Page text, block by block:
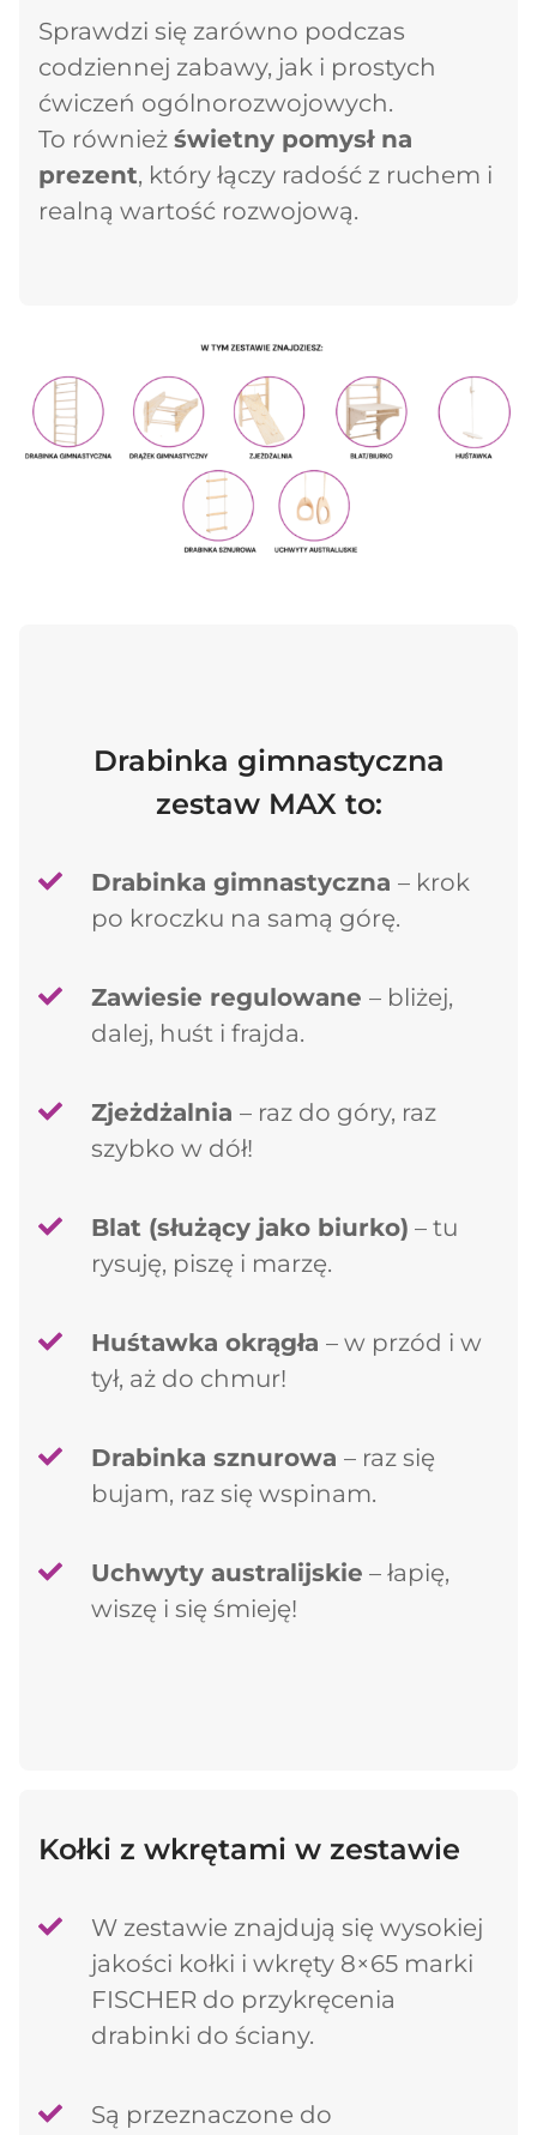
Sprawdzi się zarówno podczas
codziennej zabawy, jak i prostych
ćwiczeń ogólnorozwojowych.
To również świetny pomysł na
prezent, który łączy radość z ruchem i
realną wartość rozwojową.
Drabinka gimnastyczna
zestaw MAX to:
Drabinka gimnastyczna – krok
po kroczku na samą górę.
Zawiesie regulowane – bliżej,
dalej, huśt i frajda.
Zjeżdżalnia – raz do góry, raz
szybko w dół!
Blat (służący jako biurko) – tu
rysuję, piszę i marzę.
Huśtawka okrągła – w przód i w
tył, aż do chmur!
Drabinka sznurowa – raz się
bujam, raz się wspinam.
Uchwyty australijskie – łapię,
wiszę i się śmieję!
Kołki z wkrętami w zestawie
W zestawie znajdują się wysokiej
jakości kołki i wkręty 8×65 marki
FISCHER do przykręcenia
drabinki do ściany.
Są przeznaczone do